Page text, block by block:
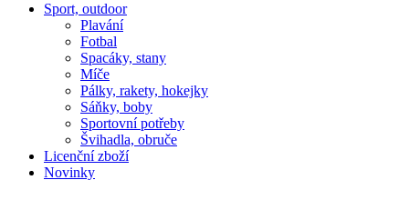
Sport, outdoor
Plavání
Fotbal
Spacáky, stany
Míče
Pálky, rakety, hokejky
Sáňky, boby
Sportovní potřeby
Švihadla, obruče
Licenční zboží
Novinky